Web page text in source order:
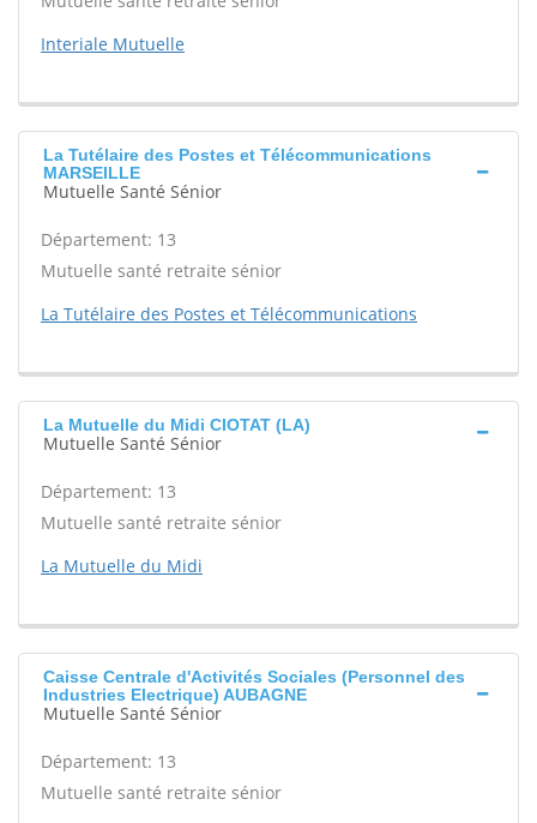
Interiale Mutuelle
La Tutélaire des Postes et Télécommunications
MARSEILLE
Mutuelle Santé Sénior
Département: 13
Mutuelle santé retraite sénior
La Tutélaire des Postes et Télécommunications
La Mutuelle du Midi CIOTAT (LA)
Mutuelle Santé Sénior
Département: 13
Mutuelle santé retraite sénior
La Mutuelle du Midi
Caisse Centrale d'Activités Sociales (Personnel des
Industries Electrique) AUBAGNE
Mutuelle Santé Sénior
Département: 13
Mutuelle santé retraite sénior